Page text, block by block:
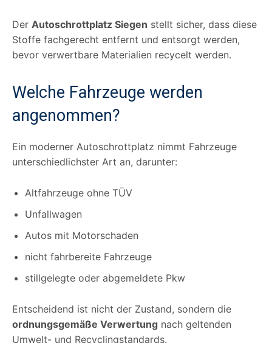
Der Autoschrottplatz Siegen stellt sicher, dass diese
Stoffe fachgerecht entfernt und entsorgt werden,
bevor verwertbare Materialien recycelt werden.
Welche Fahrzeuge werden
angenommen?
Ein moderner Autoschrottplatz nimmt Fahrzeuge
unterschiedlichster Art an, darunter:
Altfahrzeuge ohne TÜV
Unfallwagen
Autos mit Motorschaden
nicht fahrbereite Fahrzeuge
stillgelegte oder abgemeldete Pkw
Entscheidend ist nicht der Zustand, sondern die
ordnungsgemäße Verwertung nach geltenden
Umwelt- und Recyclingstandards.